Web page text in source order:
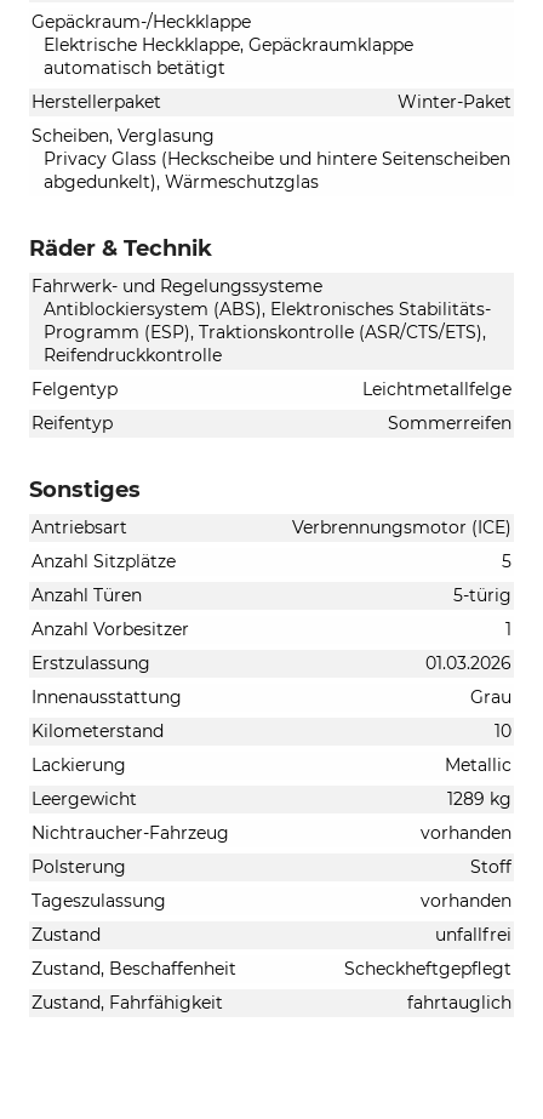
Gepäckraum-/Heckklappe
Elektrische Heckklappe, Gepäckraumklappe
automatisch betätigt
Herstellerpaket
Winter-Paket
Scheiben, Verglasung
Privacy Glass (Heckscheibe und hintere Seitenscheiben
abgedunkelt), Wärmeschutzglas
Räder & Technik
Fahrwerk- und Regelungssysteme
Antiblockiersystem (ABS), Elektronisches Stabilitäts-
Programm (ESP), Traktionskontrolle (ASR/CTS/ETS),
Reifendruckkontrolle
Felgentyp
Leichtmetallfelge
Reifentyp
Sommerreifen
Sonstiges
Antriebsart
Verbrennungsmotor (ICE)
Anzahl Sitzplätze
5
Anzahl Türen
5-türig
Anzahl Vorbesitzer
1
Erstzulassung
01.03.2026
Innenausstattung
Grau
Kilometerstand
10
Lackierung
Metallic
Leergewicht
1289 kg
Nichtraucher-Fahrzeug
vorhanden
Polsterung
Stoff
Tageszulassung
vorhanden
Zustand
unfallfrei
Zustand, Beschaffenheit
Scheckheftgepflegt
Zustand, Fahrfähigkeit
fahrtauglich